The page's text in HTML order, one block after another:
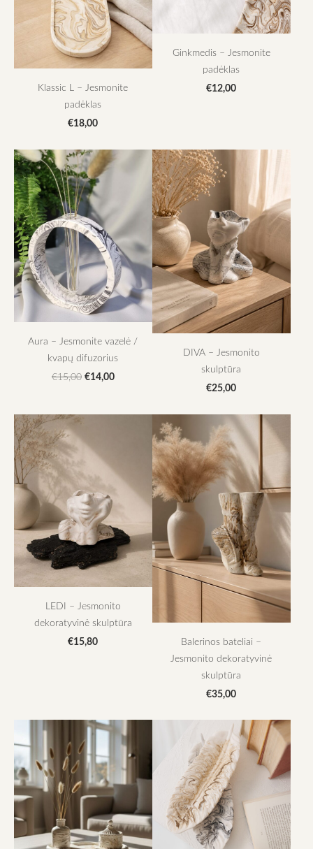
Klassic L – Jesmonite
padėklas
€18,00
Ginkmedis – Jesmonite
padėklas
€12,00
Aura – Jesmonite vazelė /
kvapų difuzorius
€15,00 €14,00
DIVA – Jesmonito
skulptūra
€25,00
LEDI – Jesmonito
dekoratyvinė skulptūra
€15,80
Balerinos bateliai –
Jesmonito dekoratyvinė
skulptūra
€35,00